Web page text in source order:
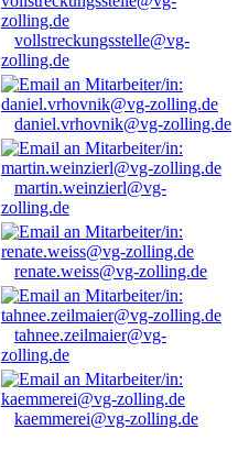
vollstreckungsstelle@vg-
zolling.de
daniel.vrhovnik@vg-zolling.de
martin.weinzierl@vg-
zolling.de
renate.weiss@vg-zolling.de
tahnee.zeilmaier@vg-
zolling.de
kaemmerei@vg-zolling.de